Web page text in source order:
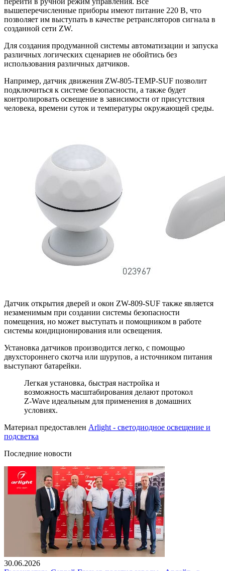
вышеперечисленные приборы имеют питание 220 В, что
позволяет им выступать в качестве ретрансляторов сигнала в
созданной сети ZW.
Для создания продуманной системы автоматизации и запуска
различных логических сценариев не обойтись без
использования различных датчиков.
Например, датчик движения ZW-805-TEMP-SUF позволит
подключиться к системе безопасности, а также будет
контролировать освещение в зависимости от присутствия
человека, времени суток и температуры окружающей среды.
Датчик открытия дверей и окон ZW-809-SUF также является
незаменимым при создании системы безопасности
помещения, но может выступать и помощником в работе
системы кондиционирования или освещения.
Установка датчиков производится легко, с помощью
двухстороннего скотча или шурупов, а источником питания
выступают батарейки.
Легкая установка, быстрая настройка и
возможность масштабирования делают протокол
Z-Wave идеальным для применения в домашних
условиях.
Материал предоставлен Arlight - светодиодное освещение и
подсветка
Последние новости
30.06.2026